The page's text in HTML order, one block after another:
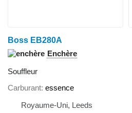
Boss EB280A
Enchère
Souffleur
Carburant essence
Royaume-Uni, Leeds